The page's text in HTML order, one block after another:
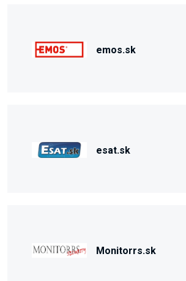
emos.sk
esat.sk
Monitorrs.sk